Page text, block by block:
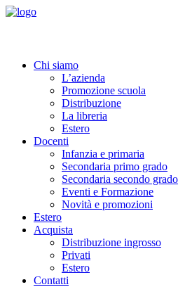
Chi siamo
L’azienda
Promozione scuola
Distribuzione
La libreria
Estero
Docenti
Infanzia e primaria
Secondaria primo grado
Secondaria secondo grado
Eventi e Formazione
Novità e promozioni
Estero
Acquista
Distribuzione ingrosso
Privati
Estero
Contatti